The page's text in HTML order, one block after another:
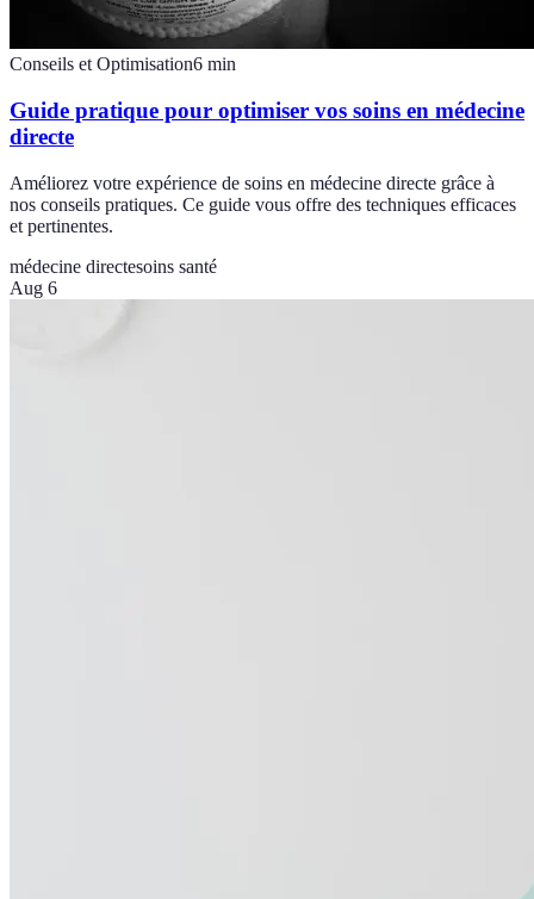
Conseils et Optimisation6 min
Guide pratique pour optimiser vos soins en médecine
directe
Améliorez votre expérience de soins en médecine directe grâce à
nos conseils pratiques. Ce guide vous offre des techniques efficaces
et pertinentes.
médecine directesoins santé
Aug 6